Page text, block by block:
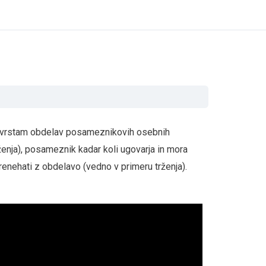
obdelav posameznikovih osebnih
posameznik kadar koli ugovarja in mora
z obdelavo (vedno v primeru trženja).